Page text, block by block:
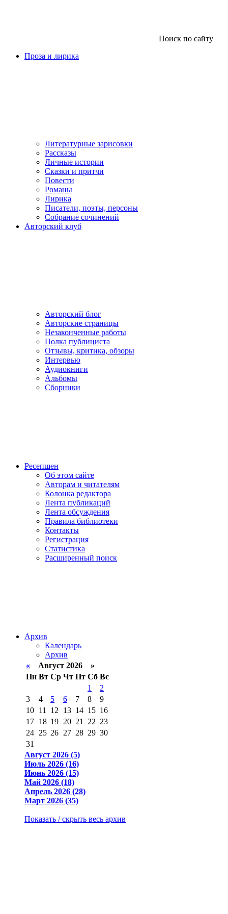
Поиск по сайту
Проза и лирика
Литературные зарисовки
Рассказы
Личные истории
Сказки и притчи
Повести
Романы
Лирика
Писатели, поэты, персоны
Собрание сочинений
Авторский клуб
Авторский блог
Авторские страницы
Незаконченные работы
Полка публициста
Отзывы, критика, обзоры
Интервью
Аудиокниги
Альбомы
Сборники
Ресепшен
Об этом сайте
Авторам и читателям
Колонка редактора
Лента публикаций
Лента обсуждения
Правила библиотеки
Контакты
Регистрация
Статистика
Расширенный поиск
Архив
Календарь
Архив
« Август 2026 »
Пн Вт Ср Чт Пт Сб Вс
1
2
3
4 5 6 7 8
9
10 11 12 13 14 15 16
17 18 19 20 21 22 23
24 25 26 27 28 29 30
31
Август 2026 (5)
Июль 2026 (16)
Июнь 2026 (15)
Май 2026 (18)
Апрель 2026 (28)
Март 2026 (35)
Показать / скрыть весь архив